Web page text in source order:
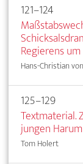
121–124
Regierens
Hans-Christian
125–129
Textmaterial.
jungen
Tom Holert